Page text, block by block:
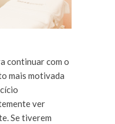
continuar com o
mais motivada
ver
Se tiverem